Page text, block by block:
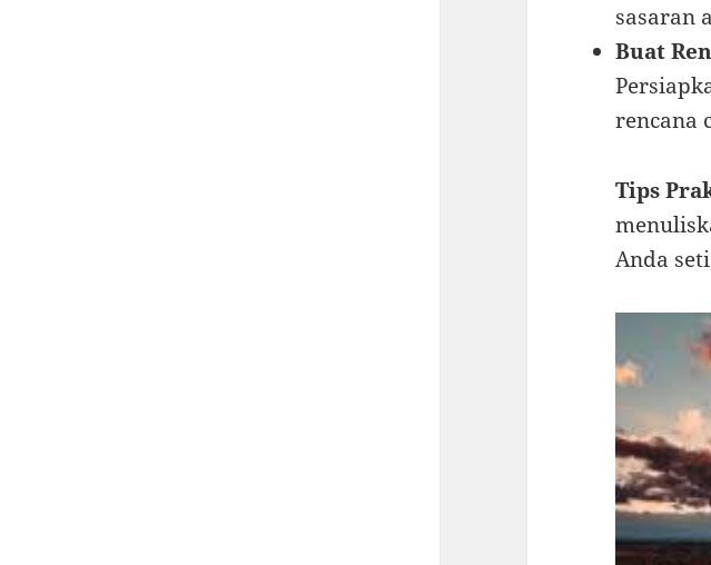
sasaran
Buat
rencana
Tips
Anda